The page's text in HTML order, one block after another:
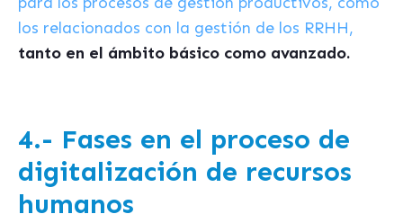
los relacionados con la gestión de los RRHH,
tanto en el ámbito básico como avanzado.
4.- Fases en el proceso de
digitalización de recursos
humanos